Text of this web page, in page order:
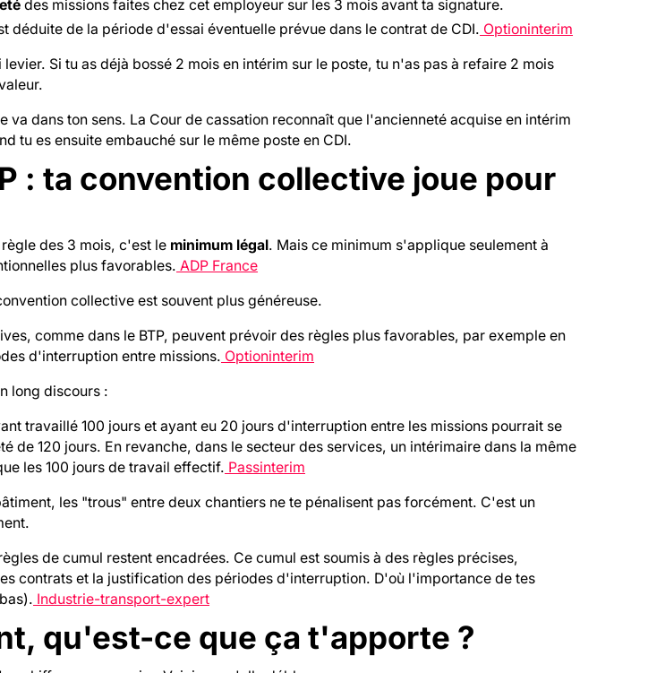
des missions faites chez cet employeur sur les 3 mois avant ta signature.
déduite de la période d'essai éventuelle prévue dans le contrat de CDI. Optioninterim
Si tu as déjà bossé 2 mois en intérim sur le poste, tu n'as pas à refaire 2 mois
va dans ton sens. La Cour de cassation reconnaît que l'ancienneté acquise en intérim
tu es ensuite embauché sur le même poste en CDI.
: ta convention collective joue pour
des 3 mois, c'est le minimum légal. Mais ce minimum s'applique seulement à
plus favorables. ADP France
collective est souvent plus généreuse.
comme dans le BTP, peuvent prévoir des règles plus favorables, par exemple en
d'interruption entre missions. Optioninterim
long discours :
travaillé 100 jours et ayant eu 20 jours d'interruption entre les missions pourrait se
de 120 jours. En revanche, dans le secteur des services, un intérimaire dans la même
les 100 jours de travail effectif. Passinterim
les "trous" entre deux chantiers ne te pénalisent pas forcément. C'est un
de cumul restent encadrées. Ce cumul est soumis à des règles précises,
contrats et la justification des périodes d'interruption. D'où l'importance de tes
Industrie-transport-expert
qu'est-ce que ça t'apporte ?